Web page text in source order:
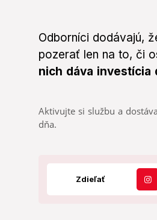
Odborníci dodávajú,
pozerať len na to, či
nich dáva investícia
Aktivujte si službu a
dňa.
Zdieľať